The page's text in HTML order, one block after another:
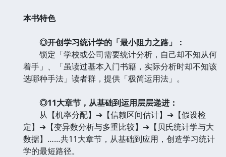
本书特色
◎开创学习统计学的「最小阻力之路」：
锁定「学校或公司需要统计分析，自己却不知从何
着手」、「虽读过基本入门书籍，实际分析时却不知该
选哪种手法」读者群，提供「极简运用法」。
◎11大章节，从基础到运用层层递进：
从【机率分配】➔【信赖区间估计】➔【假设检
定】➔【变异数分析与多重比较】➔【贝氏统计学与大
数据】……共11大章节，从基础到应用，创造学习统计
学的最短路径。